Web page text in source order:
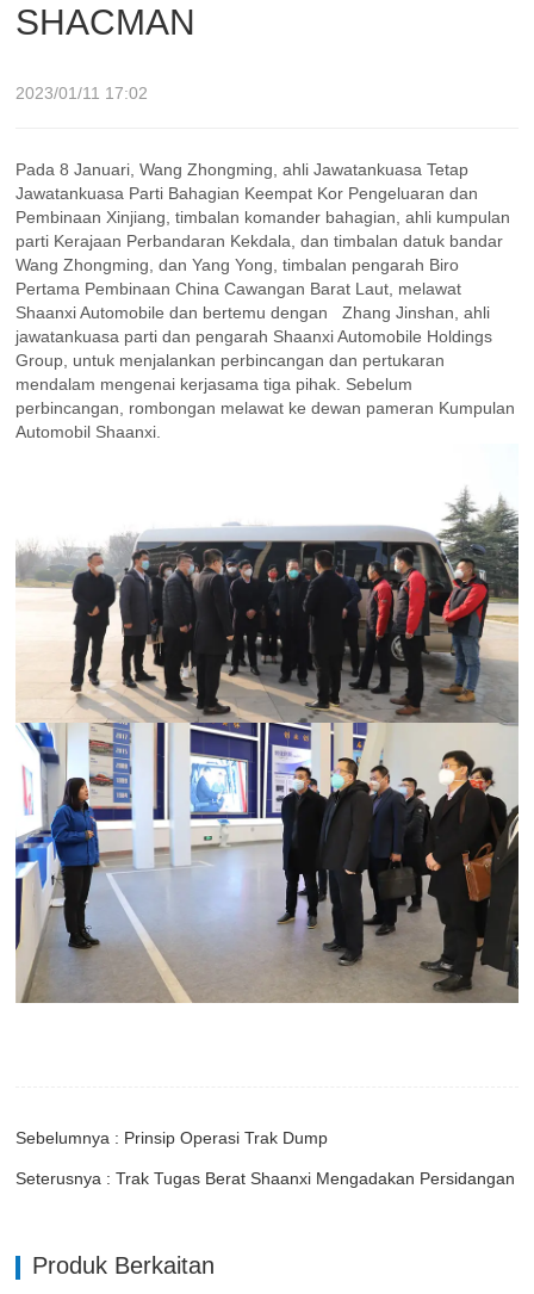
SHACMAN
2023/01/11 17:02
Pada 8 Januari, Wang Zhongming, ahli Jawatankuasa Tetap
Jawatankuasa Parti Bahagian Keempat Kor Pengeluaran dan
Pembinaan Xinjiang, timbalan komander bahagian, ahli kumpulan
parti Kerajaan Perbandaran Kekdala, dan timbalan datuk bandar
Wang Zhongming, dan Yang Yong, timbalan pengarah Biro
Pertama Pembinaan China Cawangan Barat Laut, melawat
Shaanxi Automobile dan bertemu dengan
Zhang Jinshan, ahli
jawatankuasa parti dan pengarah Shaanxi Automobile Holdings
Group, untuk menjalankan perbincangan dan pertukaran
mendalam mengenai kerjasama tiga pihak. Sebelum
perbincangan, rombongan melawat ke dewan pameran Kumpulan
Automobil Shaanxi.
Sebelumnya : Prinsip Operasi Trak Dump
Seterusnya : Trak Tugas Berat Shaanxi Mengadakan Persidangan
Produk Berkaitan